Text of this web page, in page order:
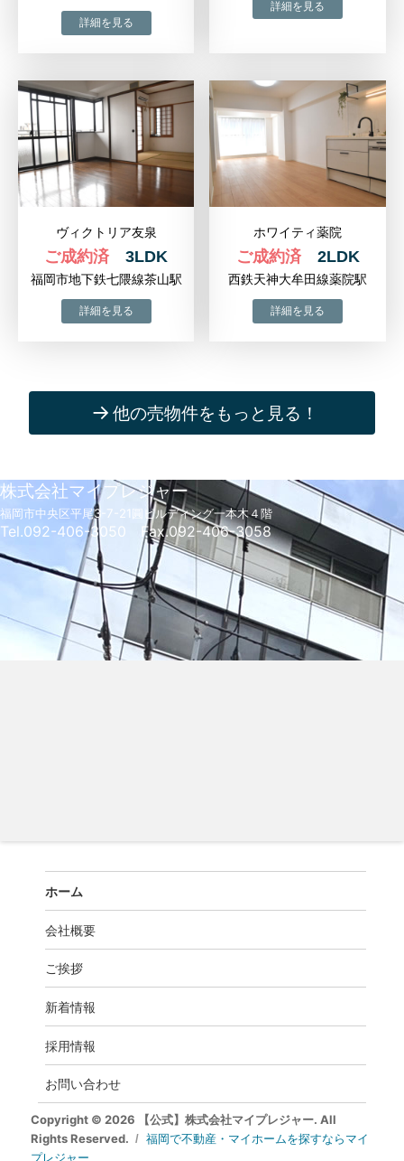
ヴィクトリア友泉
ご成約済3LDK
福岡市地下鉄七隈線茶山駅
ホワイティ薬院
ご成約済 2LDK
西鉄天神大牟田線薬院駅
他の売物件をもっと見る！
株式会社マイプレジャー
福岡市中央区平尾3-7-21圓ビルディング一本木４階
Tel.092-406-3050 Fax.092-406-3058
ホーム
会社概要
ご挨拶
新着情報
採用情報
お問い合わせ
Copyright © 2026 【公式】株式会社マイプレジャー. All
Rights Reserved.
福岡で不動産・マイホームを探すならマイ
プレジャー